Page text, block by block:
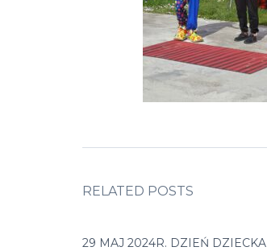
RELATED POSTS
29 MAJ 2024R. DZIEŃ DZIECKA